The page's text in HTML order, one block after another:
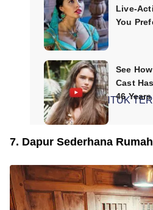
SCROLL UNTUK
7. Dapur Sederhana